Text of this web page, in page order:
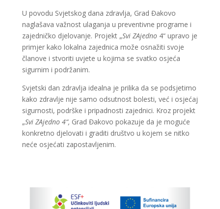
U povodu Svjetskog dana zdravlja, Grad Đakovo
naglašava važnost ulaganja u preventivne programe i
zajedničko djelovanje. Projekt „Svi ZAjedno4“ upravo je
primjer kako lokalna zajednica može osnažiti svoje
članove i stvoriti uvjete u kojima se svatko osjeća
sigurnim i podržanim.
Svjetski dan zdravlja idealna je prilika da se podsjetimo
kako zdravlje nije samo odsutnost bolesti, već i osjećaj
sigurnosti, podrške i pripadnosti zajednici. Kroz projekt
„Svi ZAjedno 4“, Grad Đakovo pokazuje da je moguće
konkretno djelovati i graditi društvo u kojem se nitko
neće osjećati zapostavljenim.